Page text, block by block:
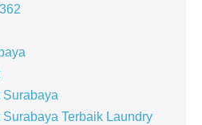
Surabaya
Surabaya Terbaik Laundry